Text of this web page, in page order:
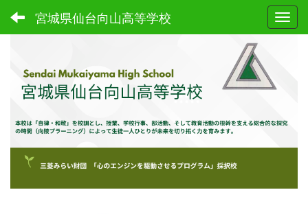
宮城県仙台向山高等学校